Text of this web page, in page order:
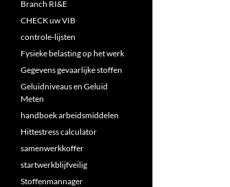
Branch RI&E
CHECK uw VIB
controle-lijsten
Fysieke belasting op het werk
Gegevens gevaarlijke stoffen
Geluidniveaus en Geluid
Meten
handboek arbeidsmiddelen
Hittestress calculator
samenwerkkoffer
startwerkblijfveilig
Stoffenmannager